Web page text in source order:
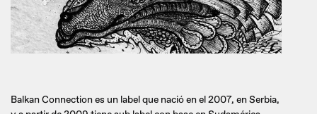
Balkan Connection es un label que nació en el 2007, en Serbia,